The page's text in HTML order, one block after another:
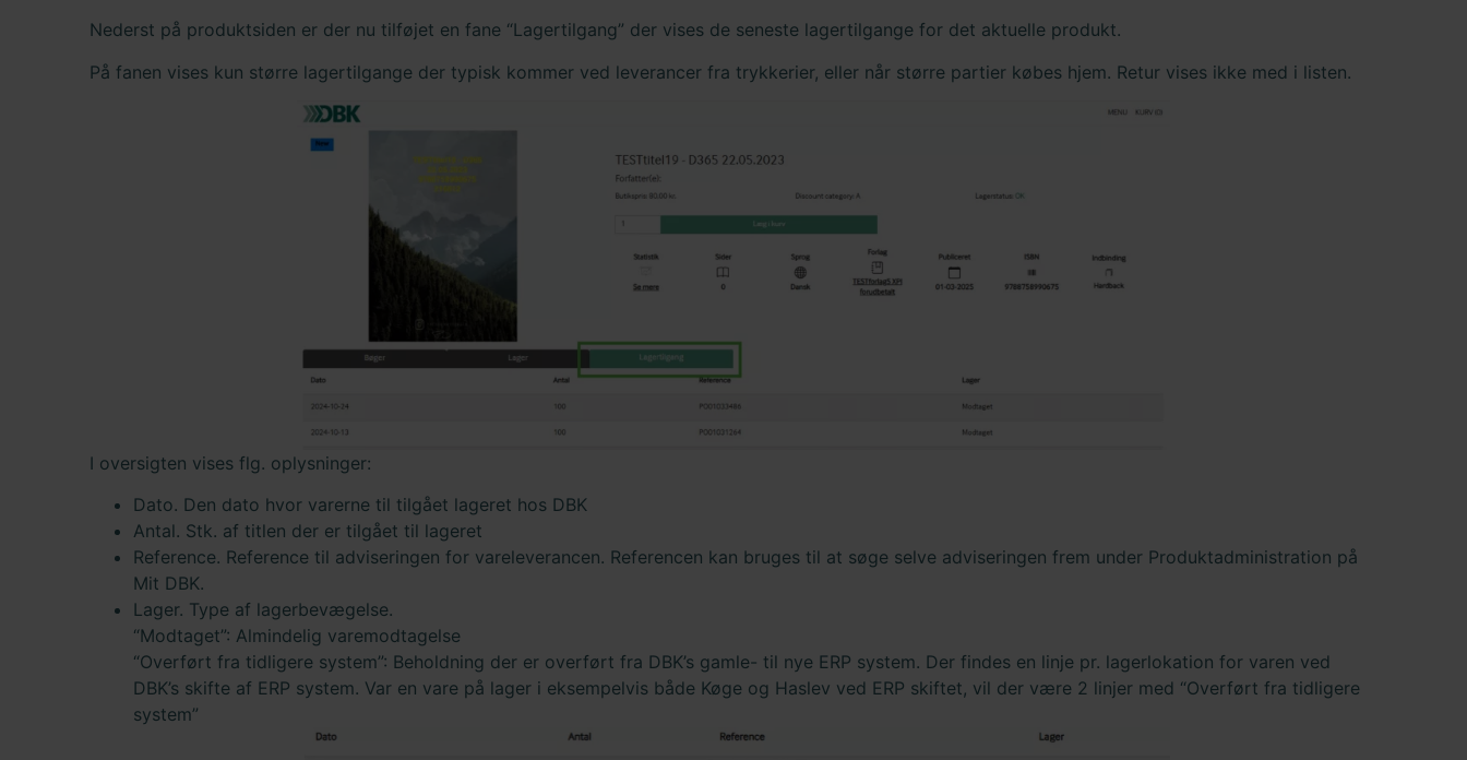
Nederst på produktsiden er der nu tilføjet en fane “Lagertilgang” der vises de seneste lagertilgange for det aktuelle produkt.
På fanen vises kun større lagertilgange der typisk kommer ved leverancer fra trykkerier, eller når større partier købes hjem. Retur vises ikke med i listen.
I oversigten vises flg. oplysninger:
Dato. Den dato hvor varerne til tilgået lageret hos DBK
Antal. Stk. af titlen der er tilgået til lageret
Reference. Reference til adviseringen for vareleverancen. Referencen kan bruges til at søge selve adviseringen frem under Produktadministration på
Mit DBK.
Lager. Type af lagerbevægelse.
“Modtaget”: Almindelig varemodtagelse
“Overført fra tidligere system”: Beholdning der er overført fra DBK’s gamle- til nye ERP system. Der findes en linje pr. lagerlokation for varen ved
DBK’s skifte af ERP system. Var en vare på lager i eksempelvis både Køge og Haslev ved ERP skiftet, vil der være 2 linjer med “Overført fra tidligere
system”